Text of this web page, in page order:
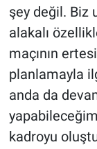
şey değil. Biz
alakalı
maçının
planlamayla
anda da
kadroyu